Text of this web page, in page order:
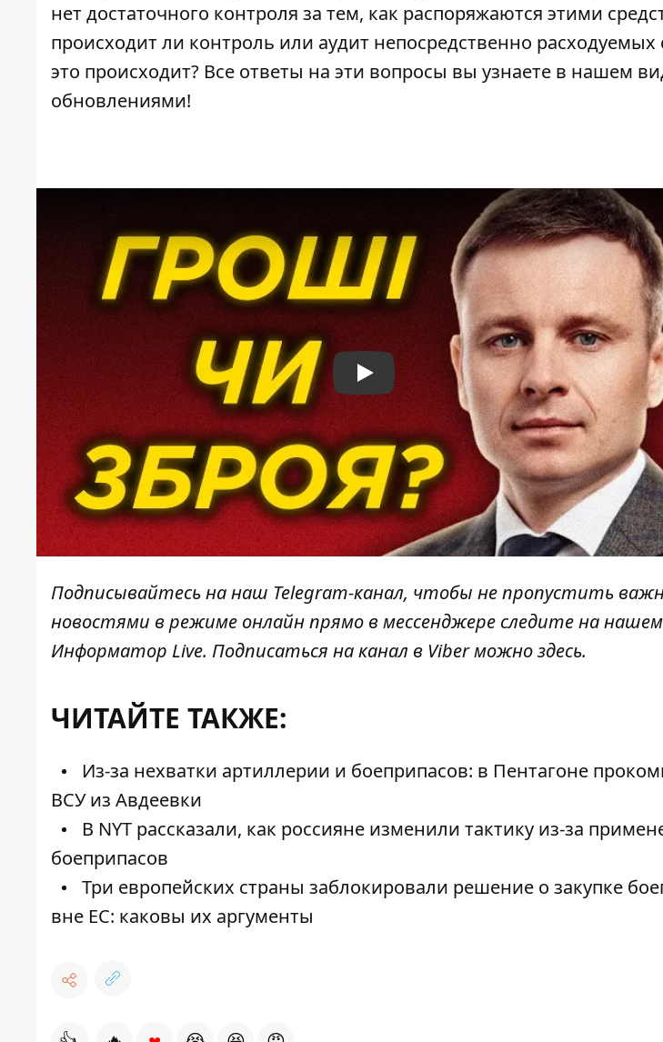
нет достаточного контроля за тем, как распоряжаются этими
происходит ли контроль или аудит непосредственно расходуемых
это происходит? Все ответы на эти вопросы вы узнаете в нашем
обновлениями!
Play
Подписывайтесь на наш Telegram-канал, чтобы не пропустить
новостями в режиме онлайн прямо в мессенджере следите на нашем
Информатор Live. Подписаться на канал в Viber можноздесь.
ЧИТАЙТЕ ТАКЖЕ:
Из-за нехватки артиллерии и боеприпасов: в Пентагоне
ВСУ из Авдеевки
В NYT рассказали, как россияне изменили тактику из-за
боеприпасов
Три европейских страны заблокировали решение о закупке
вне ЕС: каковы их аргументы